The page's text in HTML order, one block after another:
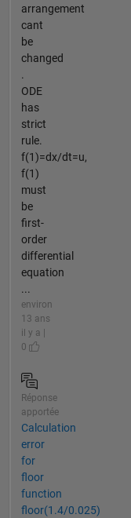
arrangement
cant
be
changed
.
ODE
has
strict
rule.
f(1)=dx/dt=u,
f(1)
must
be
first-
order
differential
equation
...
environ
13 ans
il y a |
0
Réponse
apportée
Calculation
error
for
floor
function
floor(1.4/0.025)